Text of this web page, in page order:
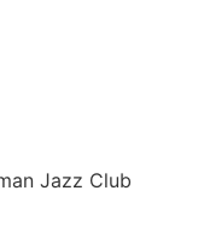
Jazz Club